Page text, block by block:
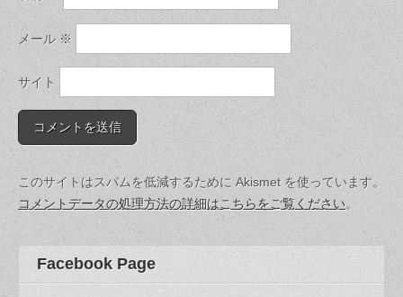
メール ※
サイト
このサイトはスパムを低減するために Akismet を使っています。
コメントデータの処理方法の詳細はこちらをご覧ください。
Facebook Page